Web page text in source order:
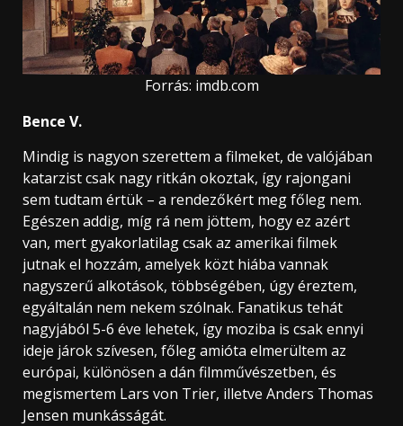
Forrás: imdb.com
Bence V.
Mindig is nagyon szerettem a filmeket, de valójában
katarzist csak nagy ritkán okoztak, így rajongani
sem tudtam értük – a rendezőkért meg főleg nem.
Egészen addig, míg rá nem jöttem, hogy ez azért
van, mert gyakorlatilag csak az amerikai filmek
jutnak el hozzám, amelyek közt hiába vannak
nagyszerű alkotások, többségében, úgy éreztem,
egyáltalán nem nekem szólnak. Fanatikus tehát
nagyjából 5-6 éve lehetek, így moziba is csak ennyi
ideje járok szívesen, főleg amióta elmerültem az
európai, különösen a dán filmművészetben, és
megismertem Lars von Trier, illetve Anders Thomas
Jensen munkásságát.